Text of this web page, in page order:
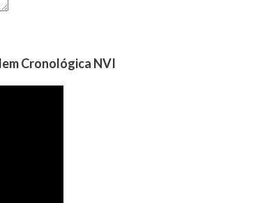
Cronológica NVI